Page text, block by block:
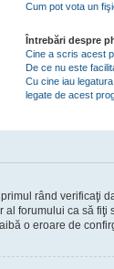
Cum pot vota un
Întrebări despre
Cine a scris acest
De ce nu este
Cu cine iau
legate de acest
rând verificaţi
forumului ca să fiţi
o eroare de